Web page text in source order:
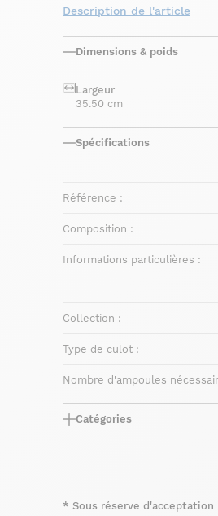
Description de l'article
Dimensions & poids
Largeur
35.50 cm
Spécifications
Référence :
Composition :
Informations particulières :
Collection :
Type de culot :
Nombre d'ampoules
Catégories
* Sous réserve